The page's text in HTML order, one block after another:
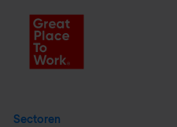
Sectoren